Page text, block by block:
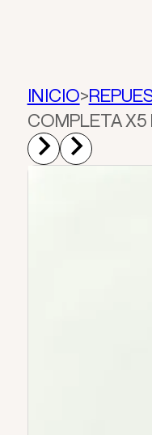
INICIO>
COMPLETA X5